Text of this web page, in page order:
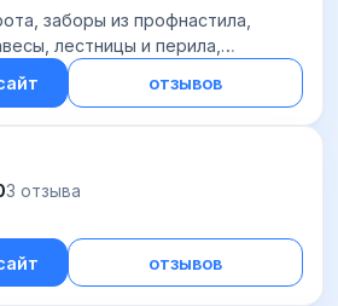
заборы из профнастила,
лестницы и перила,
в Крыму и Симферополе! Любого
сложности под заказ!
отзывов
3 отзыва
отзывов